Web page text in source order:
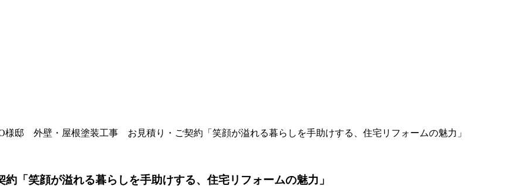
様邸 外壁・屋根塗装工事 お見積り・ご契約「笑顔が溢れる暮らしを手助けする、住宅リフォームの魅力」
笑顔が溢れる暮らしを手助けする、住宅リフォームの魅力」